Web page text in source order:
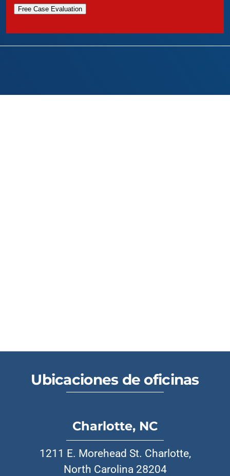
Free Case Evaluation
Ubicaciones de oficinas
Charlotte, NC
1211 E. Morehead St. Charlotte,
North Carolina 28204